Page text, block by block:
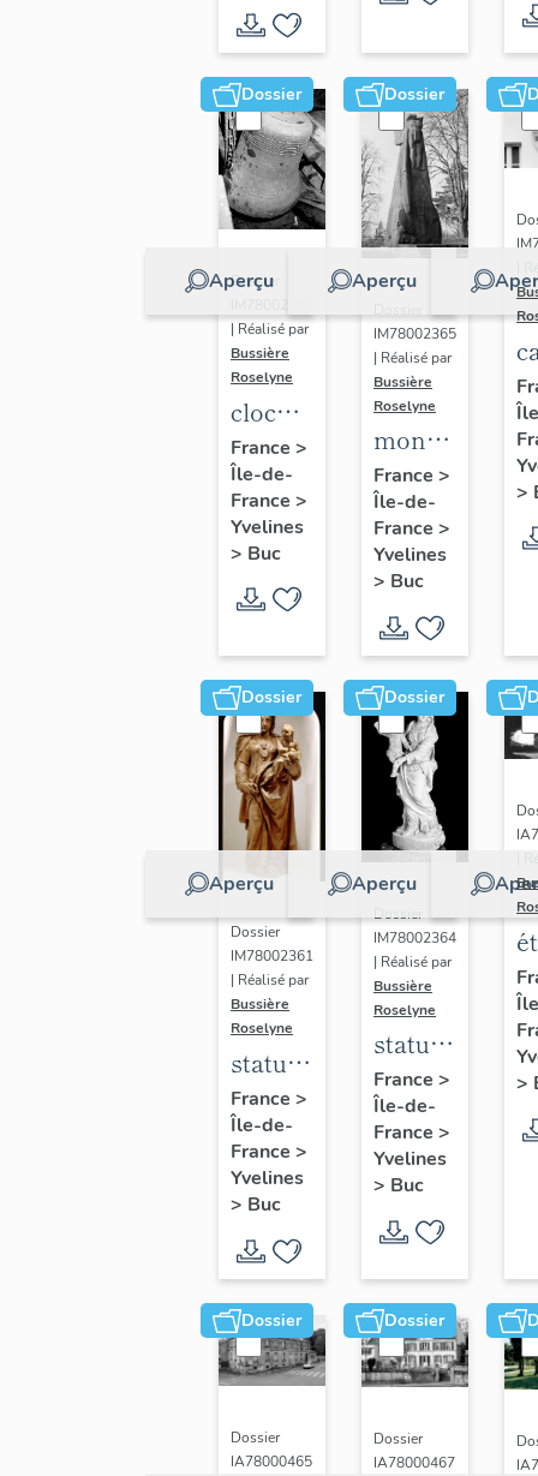
Dossier
Aperçu
Dossier
| Réalisé par
Bussière
Roselyne
cloche
dite
Louise
Auguste
Adélaïde
France >
Île-de-
France >
Yvelines
> Buc
Dossier
Aperçu
IM78002365
| Réalisé par
Bussière
Roselyne
monument
funéraire
de
Jean
Casale
France >
Île-de-
France >
Yvelines
> Buc
>
Dossier
Aperçu
Dossier
IM78002361
| Réalisé par
Bussière
Roselyne
statue :
Vierge
à
l'Enfant
(n°2)
France >
Île-de-
France >
Yvelines
> Buc
Dossier
Aperçu
Dossier
IM78002364
| Réalisé par
Bussière
Roselyne
statue :
Vierge
à
l'Enfant
(n°1)
France >
Île-de-
France >
Yvelines
> Buc
>
Dossier
Dossier
IA78000465
Dossier
Dossier
IA78000467